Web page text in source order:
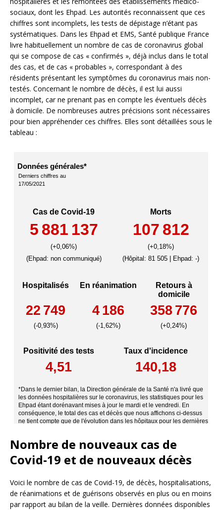
sociaux, dont les Ehpad. Les autorités reconnaissent que ces
chiffres sont incomplets, les tests de dépistage n’étant pas
systématiques. Dans les Ehpad et EMS, Santé publique France
livre habituellement un nombre de cas de coronavirus global
qui se compose de cas « confirmés », déjà inclus dans le total
des cas, et de cas « probables », correspondant à des
résidents présentant les symptômes du coronavirus mais non-
testés. Concernant le nombre de décès, il est lui aussi
incomplet, car ne prenant pas en compte les éventuels décès
à domicile. De nombreuses autres précisions sont nécessaires
pour bien appréhender ces chiffres. Elles sont détaillées sous le
tableau :
Nombre de nouveaux cas de
Covid-19 et de nouveaux décès
Voici le nombre de cas de Covid-19, de décès, hospitalisations,
de réanimations et de guérisons observés en plus ou en moins
par rapport au bilan de la veille. Dernières données disponibles